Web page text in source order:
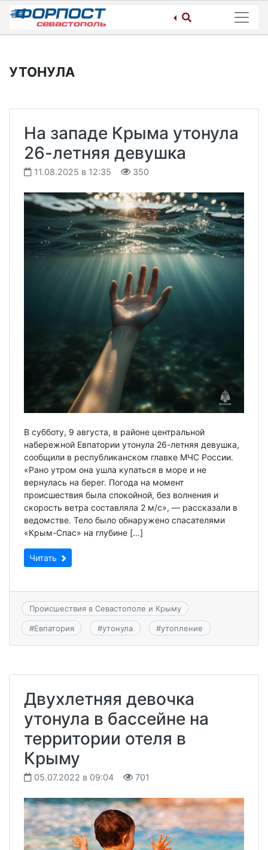
Skip
content
УТОНУЛА
На западе Крыма утонула
26-летняя девушка
11.08.2025 в 12:35 350
В субботу, 9 августа, в районе центральной
набережной Евпатории утонула 26-летняя девушка,
сообщили в республиканском главке МЧС России.
«Рано утром она ушла купаться в море и не
вернулась на берег. Погода на момент
происшествия была спокойной, без волнения и
скорость ветра составляла 2 м/с», — рассказали в
ведомстве. Тело было обнаружено спасателями
«Крым-Спас» на глубине […]
Читать
Происшествия в Севастополе и Крыму
#Евпатория #утонула #утопление
Двухлетняя девочка
утонула в бассейне на
территории отеля в
Крыму
05.07.2022 в 09:04 701